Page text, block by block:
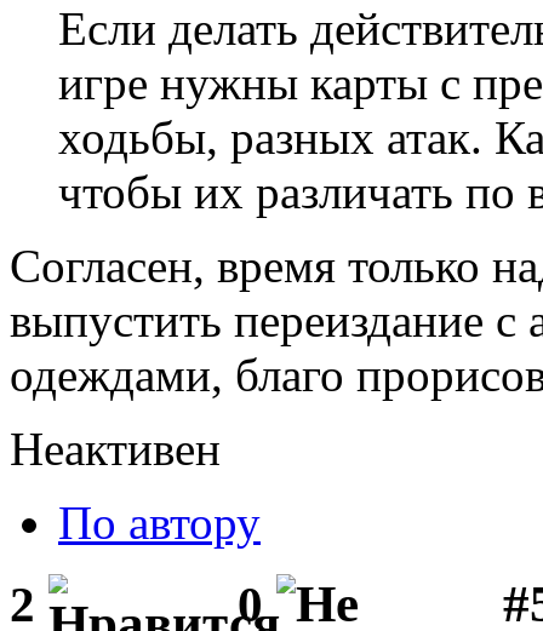
Если делать
игре нужны карты с
ходьбы, разных атак.
чтобы их различать по
Согласен, время только
выпустить переиздание
одеждами, благо
Неактивен
По автору
2 0